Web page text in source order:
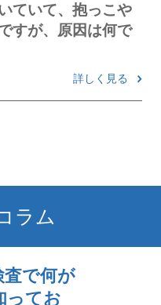
ていて、抱っこや
すが、原因は何で
詳しく見る
ラム
査で何が
ってお